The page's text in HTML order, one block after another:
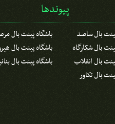
پیوندها
بال ساصد
باشگاه پینت بال
بال شکارگاه
باشگاه پینت بال
بال انقلاب
باشگاه پینت بال
بال تکاور